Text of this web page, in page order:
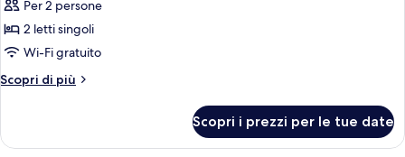
foto
per
Camera
Per 2 persone
2 letti singoli
Wi-Fi gratuito
Scopri di più
Altri
Scopri i prezzi per le tue date